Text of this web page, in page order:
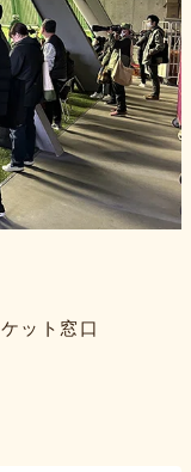
ット窓口